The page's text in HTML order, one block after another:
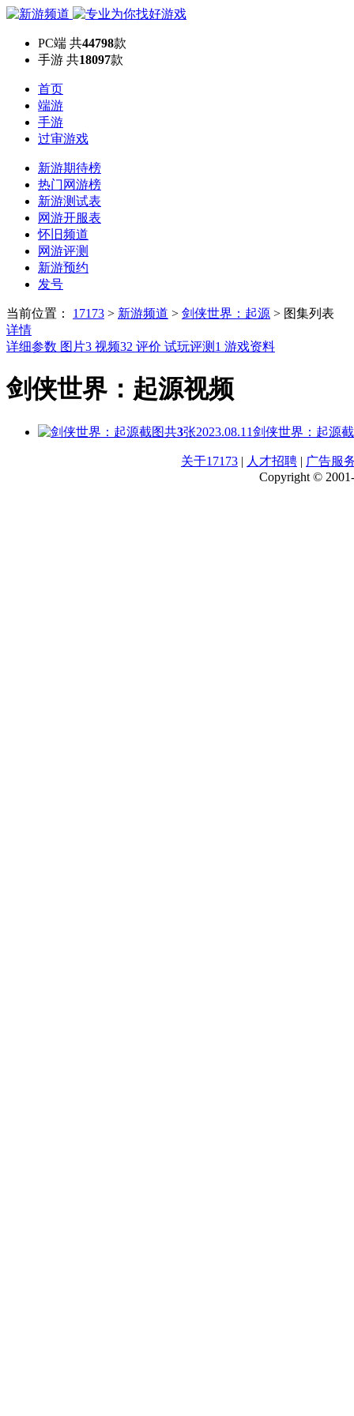
PC端 共44798款
手游 共18097款
首页
端游
手游
过审游戏
新游期待榜
热门网游榜
新游测试表
网游开服表
怀旧频道
网游评测
新游预约
发号
当前位置： 17173 > 新游频道 > 剑侠世界：起源 > 图集列表
详情
详细参数 图片3 视频32 评价 试玩评测 1 游戏资料
剑侠世界：起源视频
共3张2023.08.11剑侠世界：起源
关于17173 | 人才招聘 | 广告服
Copyright ©